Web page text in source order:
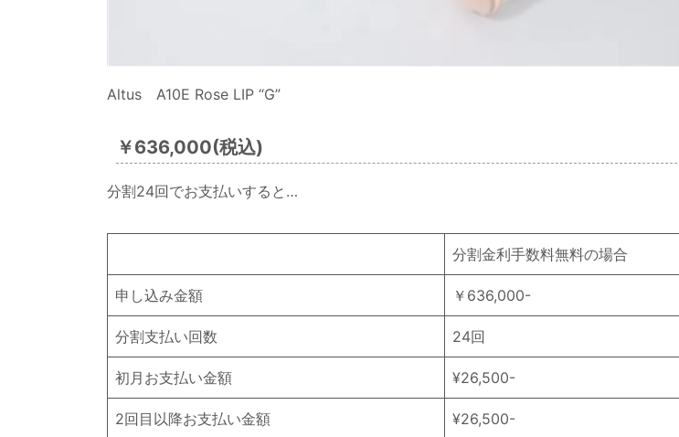
Altus A10E Rose LIP “G”
￥636,000(税込)
分割24回でお支払いすると…
分割金利手数料無料の場合
申し込み金額 ￥636,000-
分割支払い回数 24回
初月お支払い金額 ¥26,500-
2回目以降お支払い金額 ¥26,500-